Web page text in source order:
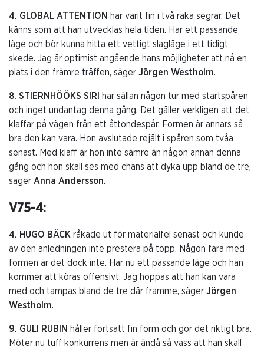
4. GLOBAL ATTENTION har varit fin i två raka segrar. Det
känns som att han utvecklas hela tiden. Har ett passande
läge och bör kunna hitta ett vettigt slagläge i ett tidigt
skede. Jag är optimist angående hans möjligheter att nå en
plats i den främre träffen, säger Jörgen Westholm.
8. STIERNHÖÖKS SIRI
har sällan någon tur med startspåren
och inget undantag denna gång. Det gäller verkligen att det
klaffar på vägen från ett åttondespår. Formen är annars så
bra den kan vara. Hon avslutade rejält i spåren som tvåa
senast. Med klaff är hon inte sämre än någon annan denna
gång och hon skall ses med chans att dyka upp bland de tre,
säger Anna Andersson.
V75-4:
4. HUGO BÄCK råkade ut för materialfel senast och kunde
av den anledningen inte prestera på topp. Någon fara med
formen är det dock inte. Har nu ett passande läge och han
kommer att köras offensivt. Jag hoppas att han kan vara
med och tampas bland de tre där framme, säger Jörgen
Westholm.
9. GULI RUBIN håller fortsatt fin form och gör det riktigt bra.
Möter nu tuff konkurrens men är ändå så vass att han skall